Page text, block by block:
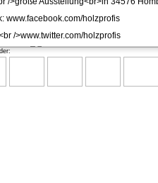
Kellertür Garagentür